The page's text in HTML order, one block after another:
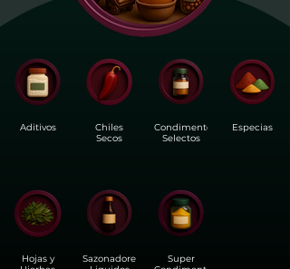
Aditivos
Chiles
Secos
Condimentos
Selectos
Especias
Hojas y
Sazonadores
Super